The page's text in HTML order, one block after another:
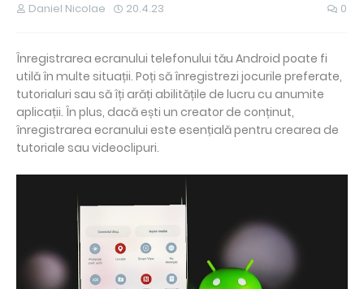
Daniel Nicolae 20.4.23 0
Înregistrarea ecranului telefonului tău Android poate fi
utilă în multe situații. Poți să înregistrezi jocurile preferate,
tutorialuri sau să îți arăți abilitățile de lucru cu anumite
aplicații. În plus, dacă ești un creator de conținut,
înregistrarea ecranului este esențială pentru crearea de
tutoriale sau videoclipuri.